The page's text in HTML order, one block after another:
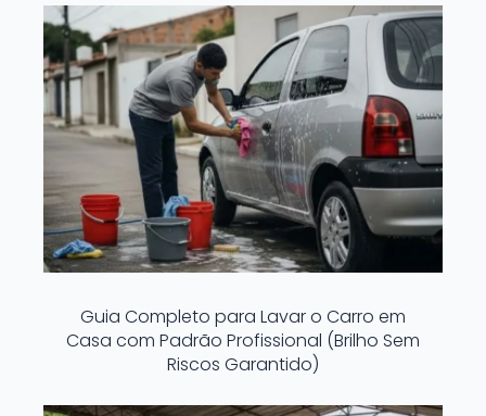
Guia Completo para Lavar o Carro em
Casa com Padrão Profissional (Brilho Sem
Riscos Garantido)